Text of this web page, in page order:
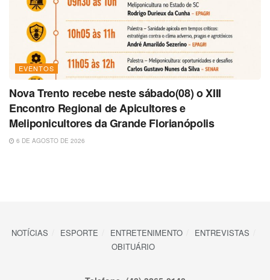
EVENTOS
Nova Trento recebe neste sábado(08) o XIII
Encontro Regional de Apicultores e
Meliponicultores da Grande Florianópolis
6 DE AGOSTO DE 2026
NOTÍCIAS ESPORTE ENTRETENIMENTO
ENTREVISTAS
OBITUÁRIO